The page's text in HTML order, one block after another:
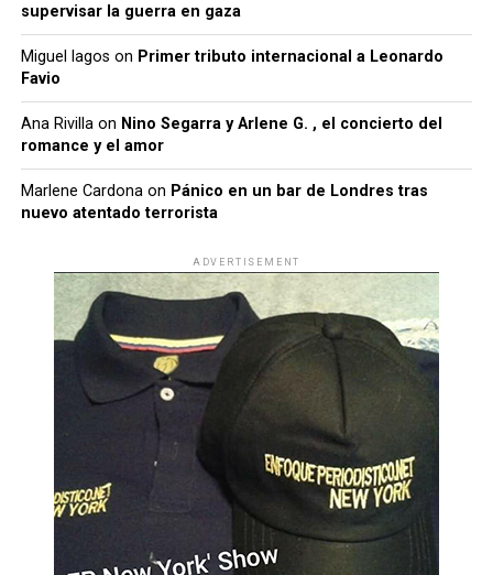
supervisar la guerra en gaza
Miguel lagos on Primer tributo internacional a Leonardo
Favio
Ana Rivillaon Nino Segarra y Arlene G. , el concierto del
romance y el amor
Marlene Cardonaon Pánico en un bar de Londres tras
nuevo atentado terrorista
ADVERTISEMENT